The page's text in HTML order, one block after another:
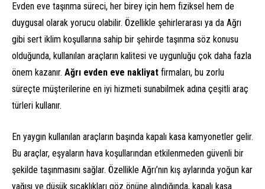
Evden eve taşınma süreci, her birey için hem fiziksel hem de
duygusal olarak yorucu olabilir. Özellikle şehirlerarası ya da Ağrı
gibi sert iklim koşullarına sahip bir şehirde taşınma söz konusu
olduğunda, kullanılan araçların kalitesi ve uygunluğu çok daha fazla
önem kazanır. Ağrı evden eve nakliyat firmaları, bu zorlu
süreçte müşterilerine en iyi hizmeti sunabilmek adına çeşitli araç
türleri kullanır.
En yaygın kullanılan araçların başında kapalı kasa kamyonetler gelir.
Bu araçlar, eşyaların hava koşullarından etkilenmeden güvenli bir
şekilde taşınmasını sağlar. Özellikle Ağrı’nın kış aylarında yoğun kar
yağışı ve düşük sıcaklıkları göz önüne alındığında, kapalı kasa